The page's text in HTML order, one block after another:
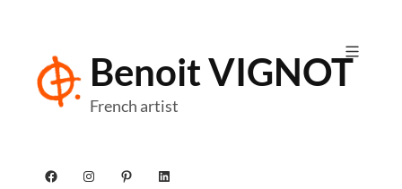
contenu
Benoit VIGNOT
French artist
Facebook
Instagram
Pinterest
LinkedIn